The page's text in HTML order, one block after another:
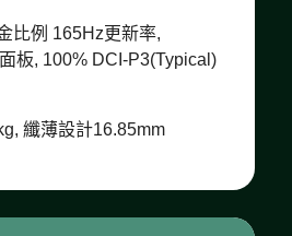
比例 165Hz更新率,
板, 100% DCI-P3(Typical)
纖薄設計16.85mm